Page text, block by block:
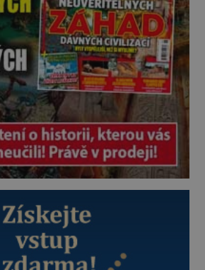
Průzkumu temné energie […]